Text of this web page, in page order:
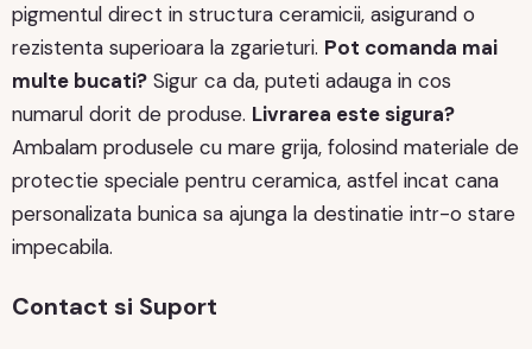
pigmentul direct in structura ceramicii, asigurand o
rezistenta superioara la zgarieturi. Pot comanda mai
multe bucati? Sigur ca da, puteti adauga in cos
numarul dorit de produse. Livrarea este sigura?
Ambalam produsele cu mare grija, folosind materiale de
protectie speciale pentru ceramica, astfel incat cana
personalizata bunica sa ajunga la destinatie intr-o stare
impecabila.
Contact si Suport